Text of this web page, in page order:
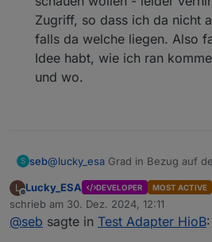
Zugriff, so dass ich da nicht
falls da welche liegen. Also
Idee habt, wie ich ran
und wo.
S seb@lucky_esa Grad in Bezug auf
dass es für ioBroker eine leicht
würde - das wollte ich damit
ein paar Vorschläge dazu machen.
L
Offline
Lucky_ESA DEVELOPER MOST ACTIVE
schrieb am 30. Dez. 2024, 12:11
zuletzt editiert von
@seb sagte in Test Adapter HioB: